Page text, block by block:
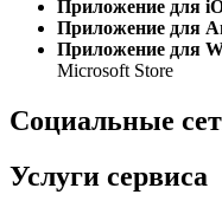
Приложение для
Приложение для
Приложение для
Microsoft Store
Социальные
Услуги сервиса